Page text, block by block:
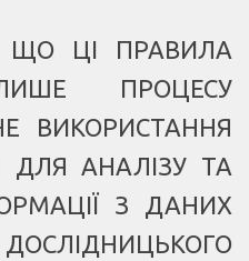
ЩО ЦІ ПРАВИЛА
ПРОЦЕСУ
ВИКОРИСТАННЯ
ДЛЯ АНАЛІЗУ ТА
З ДАНИХ